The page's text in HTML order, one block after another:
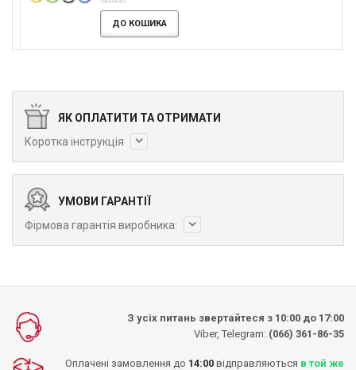
ДО КОШИКА
ЯК ОПЛАТИТИ ТА ОТРИМАТИ
Коротка інструкція
УМОВИ ГАРАНТІЇ
Фірмова гарантія виробника:
З усіх питань звертайтеся з 10:00 до 17:00
Viber, Telegram: (066) 361-86-35
Оплачені замовлення до 14:00 відправляються в той же